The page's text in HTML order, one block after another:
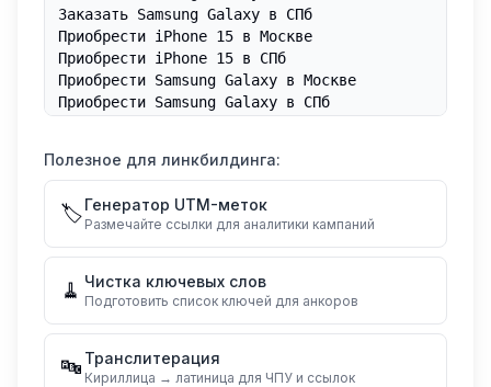
Полезное для линкбилдинга:
🏷️Генератор UTM-меток
Размечайте ссылки для аналитики кампаний
🧹 Чистка ключевых слов
Подготовить список ключей для анкоров
🔤 Транслитерация
Кириллица → латиница для ЧПУ и ссылок